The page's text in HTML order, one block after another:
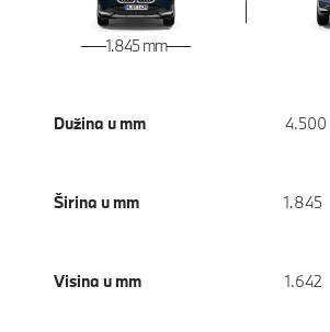
1.845 mm
Dužina u mm 4.500
Širina u mm 1.845
Visina u mm 1.642